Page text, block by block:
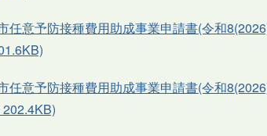
任意予防接種費用助成事業申請書(令和
任意予防接種費用助成事業申請書(令和
202.4KB)